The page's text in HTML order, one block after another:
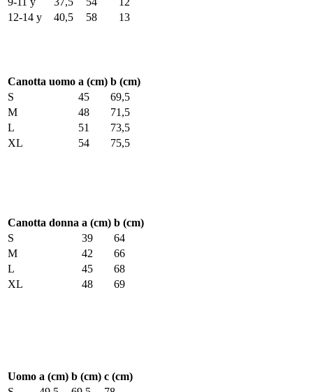
12-14 y
40,5 58 13
Canotta uomo a (cm) b (cm)
S
45
69,5
M
48
71,5
L
51
73,5
XL
54 75,5
Canotta donna a (cm) b (cm)
S
39
64
M
42
66
L
45
68
XL
48 69
Uomo a (cm) b (cm) c (cm)